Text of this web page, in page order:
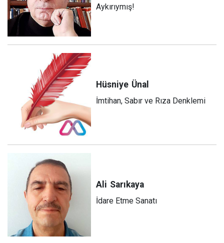
Aykırıymış!
Hüsniye Ünal
İmtihan, Sabır ve Rıza Denklemi
Ali Sarıkaya
İdare Etme Sanatı